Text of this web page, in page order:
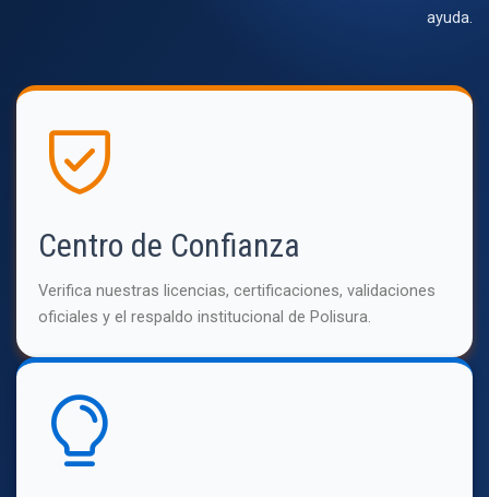
ayuda.
Centro de Confianza
Verifica nuestras licencias, certificaciones, validaciones
oficiales y el respaldo institucional de Polisura.